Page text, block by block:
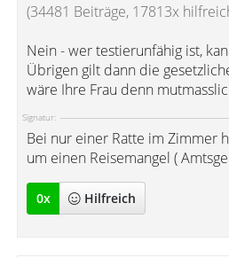
(34481 Beiträge, 17813x
Nein - wer testierunfähig ist,
Übrigen gilt dann die
wäre Ihre Frau denn
Signatur:
Bei nur einer Ratte im Zimmer
um einen Reisemangel (
0x Hilfreich